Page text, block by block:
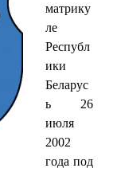
матрику
ле
Республ
ики
Беларус
ь 26
июля
2002
года под